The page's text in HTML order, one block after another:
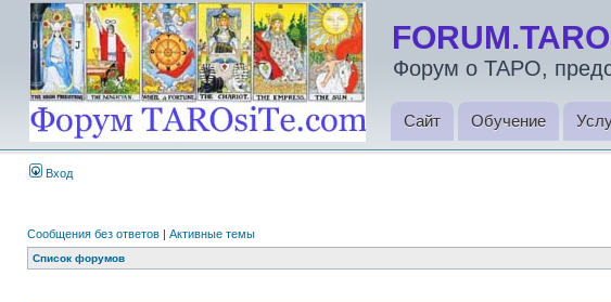
Форум о ТАРО,
Сайт Обучение
Вход
Сообщения без ответов | Активные темы
Список форумов